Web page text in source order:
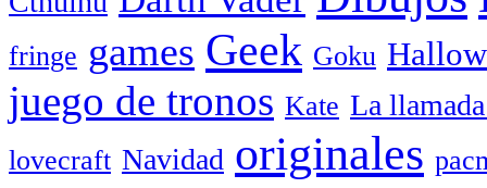
fringe games Geek Goku
juego de tronos Kate La
lovecraft Navidad originales